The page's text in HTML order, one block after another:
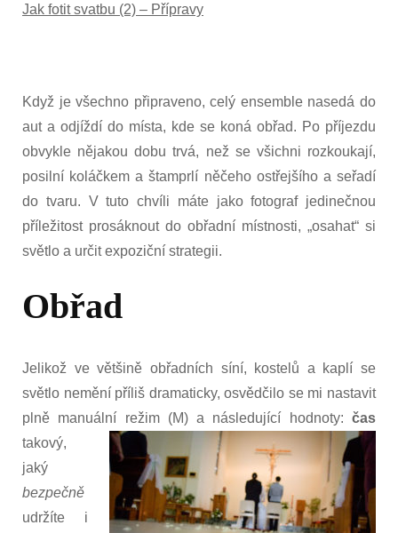
Jak fotit svatbu (2) – Přípravy
Když je všechno připraveno, celý ensemble nasedá do
aut a odjíždí do místa, kde se koná obřad. Po příjezdu
obvykle nějakou dobu trvá, než se všichni rozkoukají,
posilní koláčkem a štamprlí něčeho ostřejšího a seřadí
do tvaru. V tuto chvíli máte jako fotograf jedinečnou
příležitost prosáknout do obřadní místnosti, „osahat“ si
světlo a určit expoziční strategii.
Obřad
Jelikož ve většině obřadních síní, kostelů a kaplí se
světlo nemění příliš dramaticky, osvědčilo se mi nastavit
plně manuální režim (M) a následující hodnoty: čas
takový,
jaký
bezpečně
udržíte i